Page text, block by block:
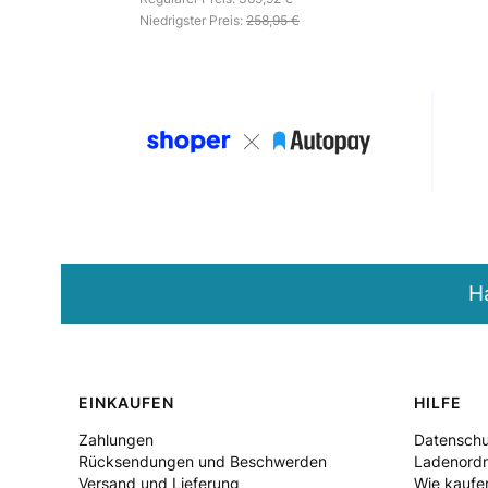
Niedrigster Preis: 258,95 €
Fußzeilenmenü
EINKAUFEN
Zahlungen
Rücksendungen und Beschwerden
Versand und Lieferung
HILFE
Wie